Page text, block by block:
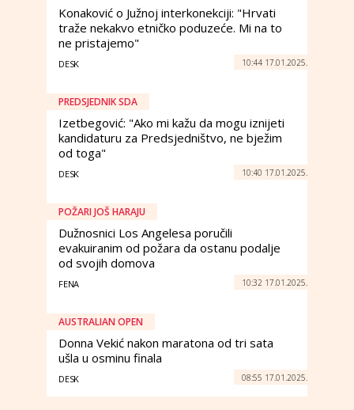
Konaković o Južnoj interkonekciji: "Hrvati
traže nekakvo etničko poduzeće. Mi na to
ne pristajemo"
DESK 10:44 17.01.2025.
PREDSJEDNIK SDA
Izetbegović: "Ako mi kažu da mogu iznijeti
kandidaturu za Predsjedništvo, ne bježim
od toga"
DESK 10:40 17.01.2025.
POŽARI JOŠ HARAJU
Dužnosnici Los Angelesa poručili
evakuiranim od požara da ostanu podalje
od svojih domova
FENA 10:32 17.01.2025.
AUSTRALIAN OPEN
Donna Vekić nakon maratona od tri sata
ušla u osminu finala
DESK 08:55 17.01.2025.